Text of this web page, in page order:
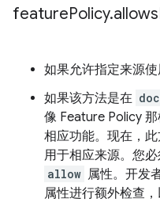
featurePolicy.
如果允许指定来源
如果该方法是在
像 Feature Policy
相应功能。现在，
用于相应来源。您
allow 属性。开发
属性进行额外检查